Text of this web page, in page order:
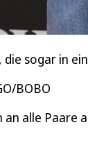
die sogar in
BOBO
an alle Paare